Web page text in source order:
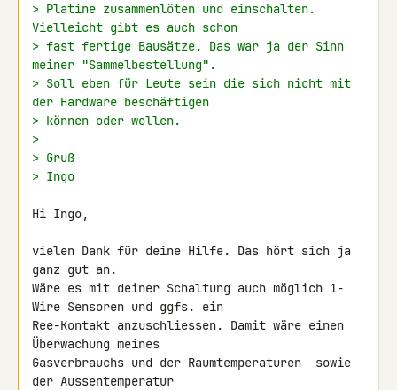
> Platine zusammenlöten und einschalten.
Vielleicht gibt es auch schon
> fast fertige Bausätze. Das war ja der Sinn
meiner "Sammelbestellung".
> Soll eben für Leute sein die sich nicht mit
der Hardware beschäftigen
> können oder wollen.
>
> Gruß
> Ingo
Hi Ingo,
vielen Dank für deine Hilfe. Das hört sich ja
ganz gut an.
Wäre es mit deiner Schaltung auch möglich 1-
Wire Sensoren und ggfs. ein
Ree-Kontakt anzuschliessen. Damit wäre einen
Überwachung meines
Gasverbrauchs und der Raumtemperaturen  sowie
der Aussentemperatur